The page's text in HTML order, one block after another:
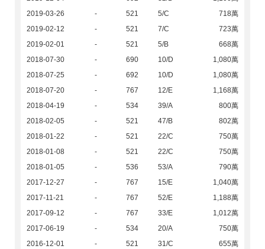
2019-03-26
- 521 5/C
718萬
2019-02-12
- 521 7/C
723萬
2019-02-01
- 521 5/B
668萬
2018-07-30
- 690 10/D
1,080萬
2018-07-25
- 692 10/D
1,080萬
2018-07-20
- 767 12/E
1,168萬
2018-04-19
- 534 39/A
800萬
2018-02-05
- 521 47/B
802萬
2018-01-22
- 521 22/C
750萬
2018-01-08
- 521 22/C
750萬
2018-01-05
- 536 53/A
790萬
2017-12-27
- 767 15/E
1,040萬
2017-11-21
- 767 52/E
1,188萬
2017-09-12
- 767 33/E
1,012萬
2017-06-19
- 534 20/A
750萬
2016-12-01
- 521 31/C
655萬